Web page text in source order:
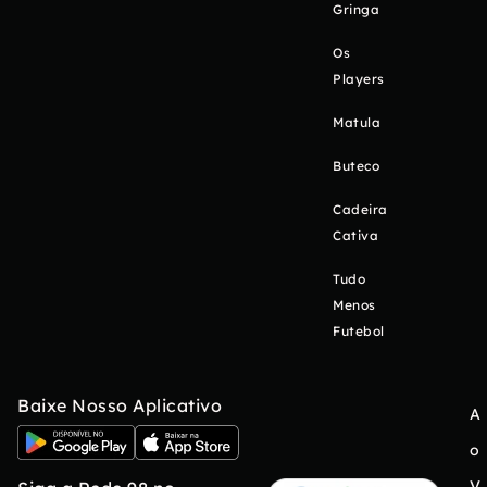
Gringa
Os
Players
Matula
Buteco
Cadeira
Cativa
Tudo
Menos
Futebol
Baixe Nosso Aplicativo
A
o